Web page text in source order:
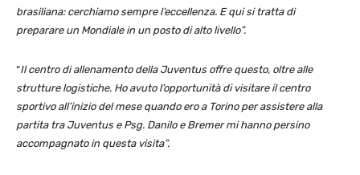
brasiliana: cerchiamo sempre l’eccellenza. E qui si tratta di
preparare un Mondiale in un posto di alto livello”.
“Il centro di allenamento della Juventus offre questo, oltre alle
strutture logistiche. Ho avuto l’opportunità di visitare il centro
sportivo all’inizio del mese quando ero a Torino per assistere alla
partita tra Juventus e Psg. Danilo e Bremer mi hanno persino
accompagnato in questa visita”.